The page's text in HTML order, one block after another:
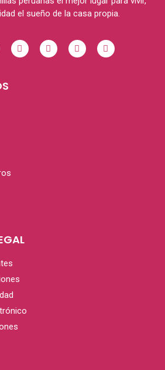
el sueño de la casa propia.